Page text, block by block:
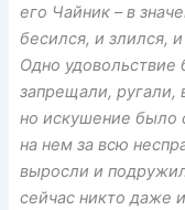
его Чайник – в
бесился, и злился,
Одно удовольствие
запрещали, ругали,
но искушение было
на нем за всю
выросли и
сейчас никто даже